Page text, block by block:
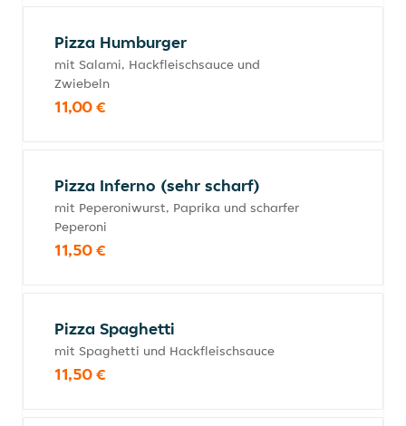
Pizza Humburger
mit Salami, Hackfleischsauce und
Zwiebeln
11,00 €
Pizza Inferno (sehr scharf)
mit Peperoniwurst, Paprika und scharfer
Peperoni
11,50 €
Pizza Spaghetti
mit Spaghetti und Hackfleischsauce
11,50 €